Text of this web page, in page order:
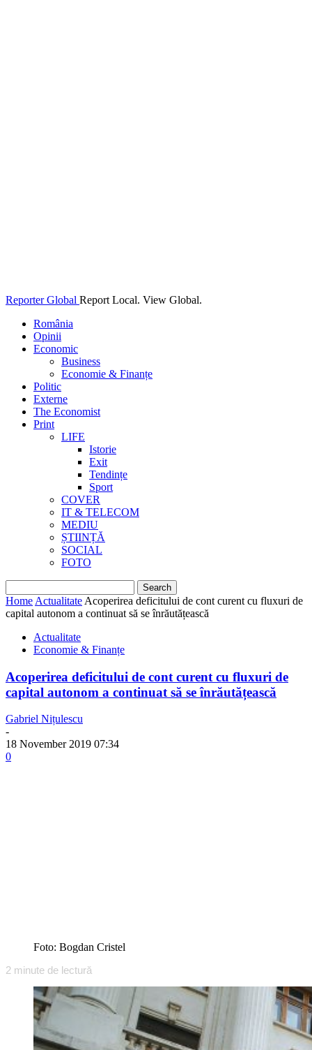
Reporter Global Report Local. View Global.
România
Opinii
Economic
Business
Economie & Finanțe
Politic
Externe
The Economist
Print
LIFE
Istorie
Exit
Tendințe
Sport
COVER
IT & TELECOM
MEDIU
ȘTIINȚĂ
SOCIAL
FOTO
Home Actualitate Acoperirea deficitului de cont curent cu fluxuri de
capital autonom a continuat să se înrăutățească
Actualitate
Economie & Finanțe
Acoperirea deficitului de cont curent cu fluxuri de
capital autonom a continuat să se înrăutățească
Gabriel Nițulescu
-
18 November 2019 07:34
0
Foto: Bogdan Cristel
2 minute de lectură